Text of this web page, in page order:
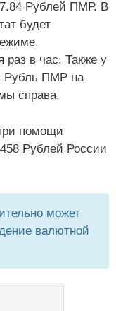
Рублей ПМР. В
будет
раз в час. Также у
Рубль ПМР на
справа.
помощи
Рублей России
может
валютной